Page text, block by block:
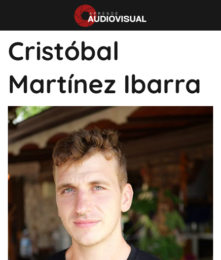
Cristóbal
Martínez Ibarra